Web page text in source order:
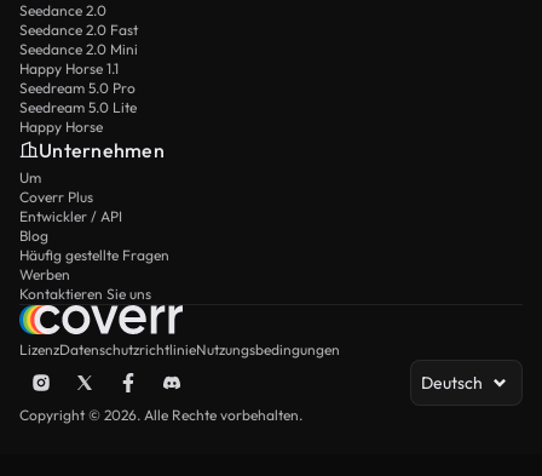
Seedance 2.0
Seedance 2.0 Fast
Seedance 2.0 Mini
Happy Horse 1.1
Seedream 5.0 Pro
Seedream 5.0 Lite
Happy Horse
Unternehmen
Um
Coverr Plus
Entwickler / API
Blog
Häufig gestellte Fragen
Werben
Kontaktieren Sie uns
LizenzDatenschutzrichtlinieNutzungsbedingungen
Deutsch
Copyright © 2026. Alle Rechte vorbehalten.